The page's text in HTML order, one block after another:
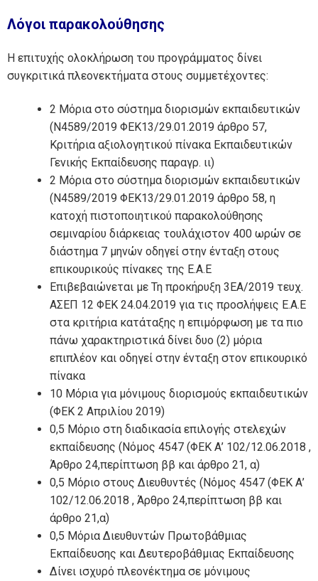
Λόγοι παρακολούθησης
Η επιτυχής ολοκλήρωση του προγράμματος δίνει
συγκριτικά πλεονεκτήματα στους συμμετέχοντες:
2 Μόρια στο σύστημα διορισμών εκπαιδευτικών
(Ν4589/2019 ΦΕΚ13/29.01.2019 άρθρο 57,
Κριτήρια αξιολογητικού πίνακα Εκπαιδευτικών
Γενικής Εκπαίδευσης παραγρ. ιι)
2 Μόρια στο σύστημα διορισμών εκπαιδευτικών
(Ν4589/2019 ΦΕΚ13/29.01.2019 άρθρο 58, η
κατοχή πιστοποιητικού παρακολούθησης
σεμιναρίου διάρκειας τουλάχιστον 400 ωρών σε
διάστημα 7 μηνών οδηγεί στην ένταξη στους
επικουρικούς πίνακες της Ε.Α.Ε
Επιβεβαιώνεται με Τη προκήρυξη 3ΕΑ/2019 τευχ.
ΑΣΕΠ 12 ΦΕΚ 24.04.2019 για τις προσλήψεις Ε.Α.Ε
στα κριτήρια κατάταξης η επιμόρφωση με τα πιο
πάνω χαρακτηριστικά δίνει δυο (2) μόρια
επιπλέον και οδηγεί στην ένταξη στον επικουρικό
πίνακα
10 Μόρια για μόνιμους διορισμούς εκπαιδευτικών
(ΦΕΚ 2 Απριλίου 2019)
0,5 Μόριο στη διαδικασία επιλογής στελεχών
εκπαίδευσης (Nόμος 4547 (ΦΕΚ Α’ 102/12.06.2018 ,
Άρθρο 24,περίπτωση ββ και άρθρο 21, α)
0,5 Μόριο στους Διευθυντές (Nόμος 4547 (ΦΕΚ Α’
102/12.06.2018 , Άρθρο 24,περίπτωση ββ και
άρθρο 21,α)
0,5 Μόρια Διευθυντών Πρωτοβάθμιας
Εκπαίδευσης και Δευτεροβάθμιας Εκπαίδευσης
Δίνει ισχυρό πλεονέκτημα σε μόνιμους